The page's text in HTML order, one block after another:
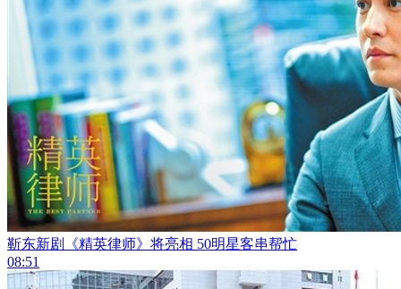
靳东新剧《精英律师》将亮相 50明星客串帮忙
08:51